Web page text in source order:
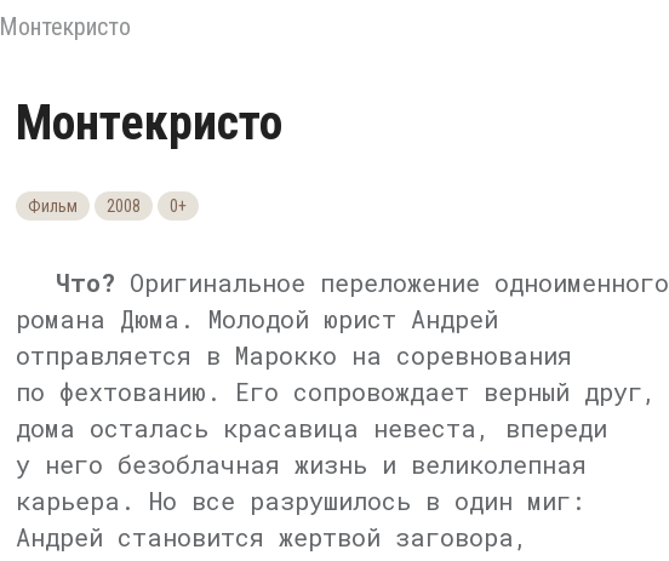
Монтекристо
Монтекристо
Фильм 2008 0+
Что? Оригинальное переложение одноименного
романа Дюма. Молодой юрист Андрей
отправляется в Марокко на соревнования
по фехтованию. Его сопровождает верный друг,
дома осталась красавица невеста, впереди
у него безоблачная жизнь и великолепная
карьера. Но все разрушилось в один миг:
Андрей становится жертвой заговора,